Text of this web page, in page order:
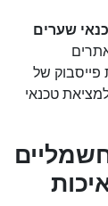
שערים
פייסבוק של
למציאת טכנאי